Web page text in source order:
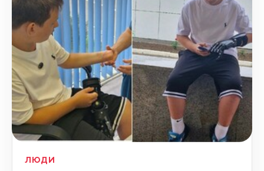
ЛЮДИ